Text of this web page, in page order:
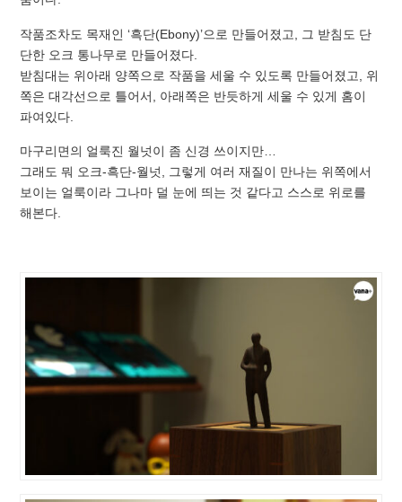
작품조차도 목재인 ‘흑단(Ebony)’으로 만들어졌고, 그 받침도 단
단한 오크 통나무로 만들어졌다.
받침대는 위아래 양쪽으로 작품을 세울 수 있도록 만들어졌고, 위
쪽은 대각선으로 틀어서, 아래쪽은 반듯하게 세울 수 있게 홈이
파여있다.
마구리면의 얼룩진 월넛이 좀 신경 쓰이지만…
그래도 뭐 오크-흑단-월넛, 그렇게 여러 재질이 만나는 위쪽에서
보이는 얼룩이라 그나마 덜 눈에 띄는 것 같다고 스스로 위로를
해본다.